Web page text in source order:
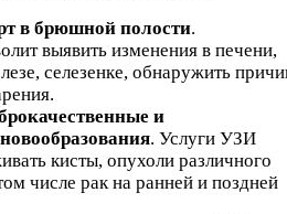
в брюшной полости.
выявить изменения в печени,
селезенке, обнаружить
и
. Услуги УЗИ
кисты, опухоли различного
числе рак на ранней и поздней